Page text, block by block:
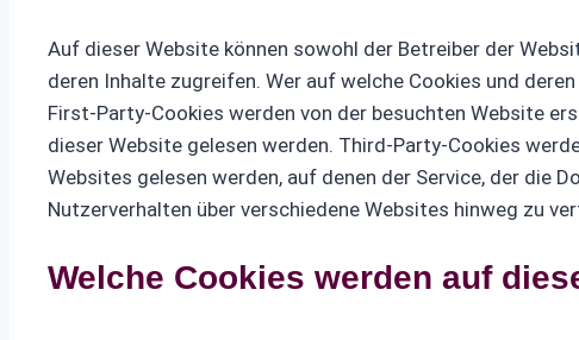
Auf dieser Website können sowohl der Betreiber der
deren Inhalte zugreifen. Wer auf welche Cookies und
First-Party-Cookies werden von der besuchten Website
dieser Website gelesen werden. Third-Party-Cookies
Websites gelesen werden, auf denen der Service, der die
Nutzerverhalten über verschiedene Websites hinweg zu
Welche Cookies werden auf